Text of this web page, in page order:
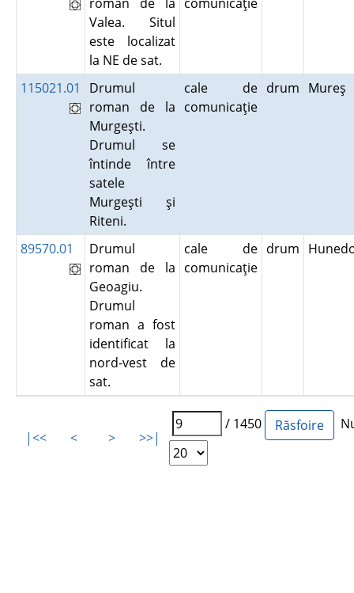
Valea. Situl
este localizat
la NE de sat.
115021.01
Drumul
roman de la
Murgeşti.
Drumul se
întinde între
satele
Murgeşti şi
Riteni.
cale de
comunicaţie
drum Mureş
89570.01
Drumul
roman de la
Geoagiu.
Drumul
roman a fost
identificat la
nord-vest de
sat.
cale de
comunicaţie
drum
|<< < > >>|
/ 1450